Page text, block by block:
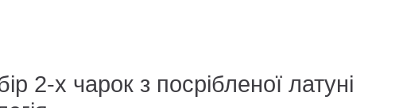
2-х чарок з посрібленої латуні